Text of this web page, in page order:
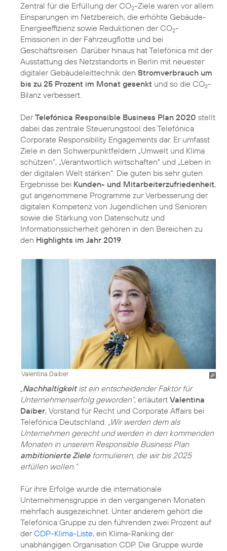
Zentral für die Erfüllung der CO2-Ziele waren vor allem
Einsparungen im Netzbereich, die erhöhte Gebäude-
Energieeffizienz sowie Reduktionen der CO2-
Emissionen in der Fahrzeugflotte und bei
Geschäftsreisen. Darüber hinaus hat Telefónica mit der
Ausstattung des Netzstandorts in Berlin mit neuester
digitaler Gebäudeleittechnik den Stromverbrauch um
bis zu 25 Prozent im Monat gesenkt und so die CO2-
Bilanz verbessert.
DerTelefónica Responsible Business Plan 2020 stellt
dabei das zentrale Steuerungstool des Telefónica
Corporate Responsibility Engagements dar. Er umfasst
Ziele in den Schwerpunktfeldern „Umwelt und Klima
schützen“, „Verantwortlich wirtschaften“ und „Leben in
der digitalen Welt stärken“. Die guten bis sehr guten
Ergebnisse bei Kunden- und Mitarbeiterzufriedenheit,
gut angenommene Programme zur Verbesserung der
digitalen Kompetenz von Jugendlichen und Senioren
sowie die Stärkung von Datenschutz und
Informationssicherheit gehören in den Bereichen zu
den Highlights im Jahr 2019.
Valentina Daiber
Nachhaltigkeitist ein entscheidender Faktor für
Unternehmenserfolg geworden“, erläutert Valentina
Daiber, Vorstand für Recht und Corporate Affairs bei
Telefónica Deutschland.
„Wir werden dem als
Unternehmen gerecht und werden in den kommenden
Monaten in unserem Responsible Business Plan
ambitionierte Zieleformulieren, die wir bis 2025
erfüllen wollen.“
Für ihre Erfolge wurde die internationale
Unternehmensgruppe in den vergangenen Monaten
mehrfach ausgezeichnet. Unter anderem gehört die
Telefónica Gruppe zu den führenden zwei Prozent auf
derCDP-Klima-Liste, ein Klima-Ranking der
unabhängigen Organisation CDP. Die Gruppe wurde